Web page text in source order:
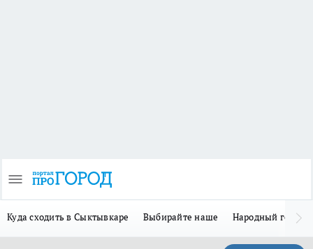
Куда сходить в Сыктывкаре Выбирайте наше Народный герой-